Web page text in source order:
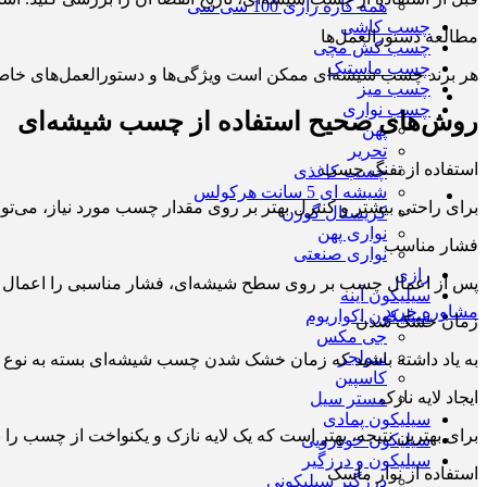
همه کاره رازی 100 سی سی
چسب کاشی
چسب کش مچی
چسب ماستیک
چسب میز
چسب نواری
پهن
تحریر
چسب کاغذی
شیشه ای 5 سانت هرکولس
کریستال گوزن
نواری پهن
نواری صنعتی
رازی
سیلیکون آینه
سیلیکون اکواریوم
جی مکس
سولجر
کاسپین
مستر سیل
سیلیکون پمادی
سیلیکون خودرویی
سیلیکون و درزگیر
درزگیر سیلیکونی
مشاوره خرید
مطالعه دستورالعمل‌ها
هر برند چسب شیشه‌ای ممکن است ویژگی‌ها و دستورالعمل‌های خاص خود
روش‌های صحیح استفاده از چسب شیشه‌ای
استفاده از تفنگ چسب
برای راحتی بیشتر و کنترل بهتر بر روی مقدار چسب مورد نیاز،
فشار مناسب
پس از اعمال چسب بر روی سطح شیشه‌ای، فشار مناسبی را اعمال
زمان خشک شدن
به یاد داشته باشید که زمان خشک شدن چسب شیشه‌ای بسته به نوع
ایجاد لایه نازک
برای بهترین نتیجه، بهتر است که یک لایه نازک و یکنواخت از
استفاده از نوار ماسک